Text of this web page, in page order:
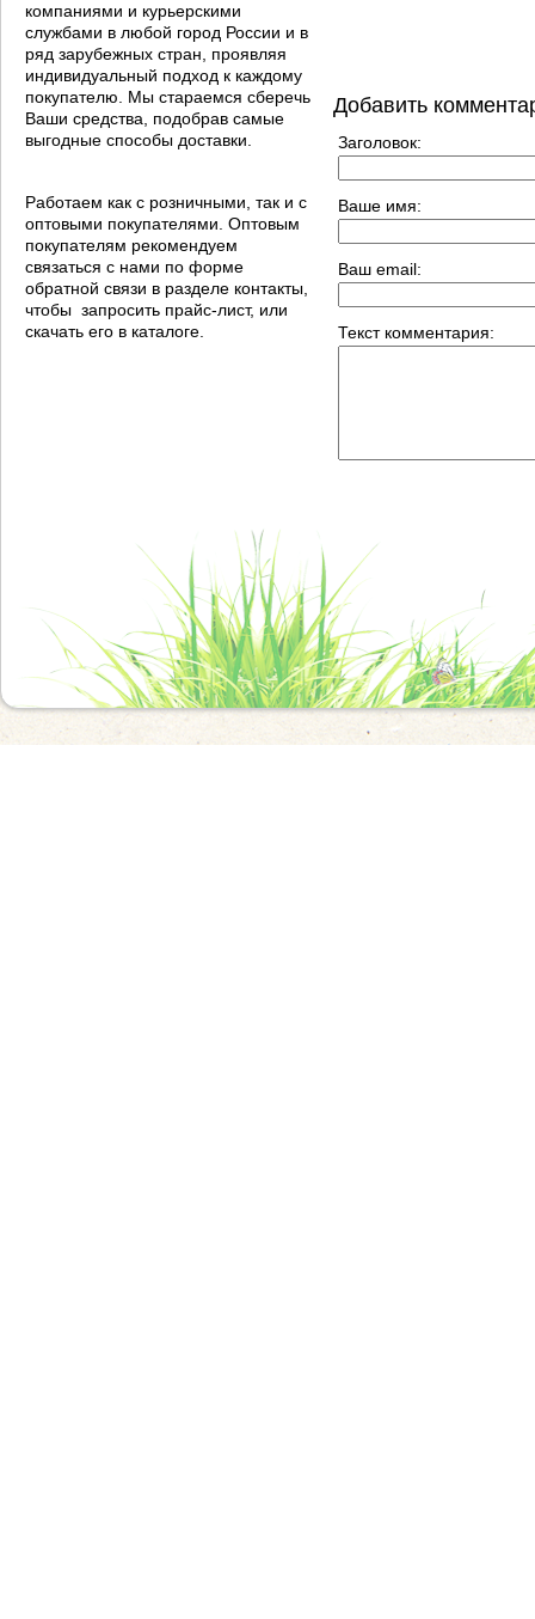
компаниями и курьерскими
службами в любой город России и в
ряд зарубежных стран, проявляя
индивидуальный подход к каждому
покупателю. Мы стараемся сберечь
Ваши средства, подобрав самые
выгодные способы доставки.
Работаем как с розничными, так и с
оптовыми покупателями. Оптовым
покупателям рекомендуем
связаться с нами по форме
обратной связи в разделе контакты,
чтобы запросить прайс-лист, или
скачать его в каталоге.
Добавить
Заголовок:
Ваше имя:
Ваш email:
Текст комментария: